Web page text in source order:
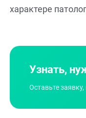
характере
Узнать,
Оставьте